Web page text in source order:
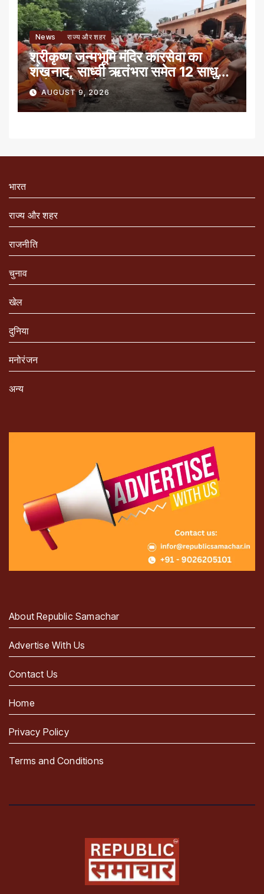
News राज्य और शहर
श्रीकृष्ण जन्मभूमि मंदिर कारसेवा का
शंखनाद, साध्वी ऋतंभरा समेत 12 साधु-
संतों को रेड नोटिस
AUGUST 9, 2026
भारत
राज्य और शहर
राजनीति
चुनाव
खेल
दुनिया
मनोरंजन
अन्य
About Republic Samachar
Advertise With Us
Contact Us
Home
Privacy Policy
Terms and Conditions